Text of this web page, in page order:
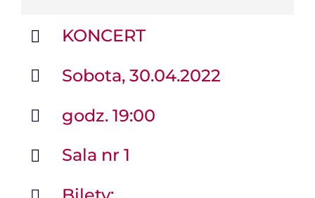
KONCERT
Sobota, 30.04.2022
godz. 19:00
Sala nr 1